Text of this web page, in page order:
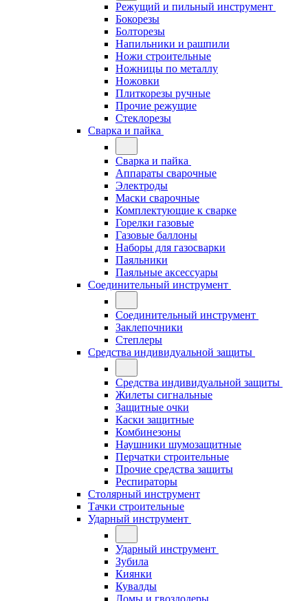
Режущий и пильный инструмент
Бокорезы
Болторезы
Напильники и рашпили
Ножи строительные
Ножницы по металлу
Ножовки
Плиткорезы ручные
Прочие режущие
Стеклорезы
Сварка и пайка
Сварка и пайка
Аппараты сварочные
Электроды
Маски сварочные
Комплектующие к сварке
Горелки газовые
Газовые баллоны
Наборы для газосварки
Паяльники
Паяльные аксессуары
Соединительный инструмент
Соединительный инструмент
Заклепочники
Степлеры
Средства индивидуальной защиты
Средства индивидуальной защиты
Жилеты сигнальные
Защитные очки
Каски защитные
Комбинезоны
Наушники шумозащитные
Перчатки строительные
Прочие средства защиты
Респираторы
Столярный инструмент
Тачки строительные
Ударный инструмент
Ударный инструмент
Зубила
Киянки
Кувалды
Ломы и гвоздодеры